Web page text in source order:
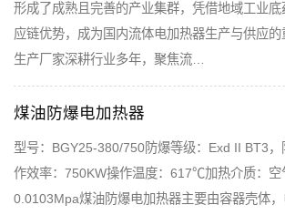
形成了成熟且完善的产业集群，凭借地域工业
应链优势，成为国内流体电加热器生产与供应
生产厂家深耕行业多年，聚焦流…
煤油防爆电加热器
型号：BGY25-380/750防爆等级：Exd II BT3
作效率：750KW操作温度：617℃加热介质：空
0.0103Mpa煤油防爆电加热器主要由容器壳体